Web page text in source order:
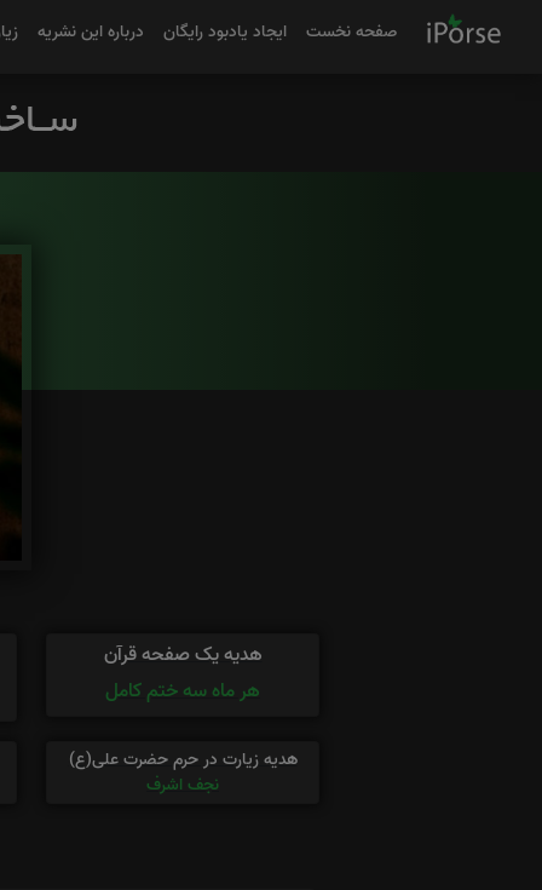
صفحه نخست ایجاد یادبود رایگان درباره این نشریه
هدیه یک صفحه قرآن
هر ماه سه ختم کامل
هدیه زیارت در حرم حضرت علی(ع)
نجف اشرف